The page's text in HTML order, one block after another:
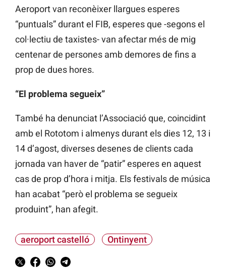
Aeroport van reconèixer llargues esperes
“puntuals” durant el FIB, esperes que -segons el
col·lectiu de taxistes- van afectar més de mig
centenar de persones amb demores de fins a
prop de dues hores.
“El problema segueix”
També ha denunciat l’Associació que, coincidint
amb el Rototom i almenys durant els dies 12, 13 i
14 d’agost, diverses desenes de clients cada
jornada van haver de “patir” esperes en aquest
cas de prop d’hora i mitja. Els festivals de música
han acabat “però el problema se segueix
produint”, han afegit.
aeroport castelló Ontinyent